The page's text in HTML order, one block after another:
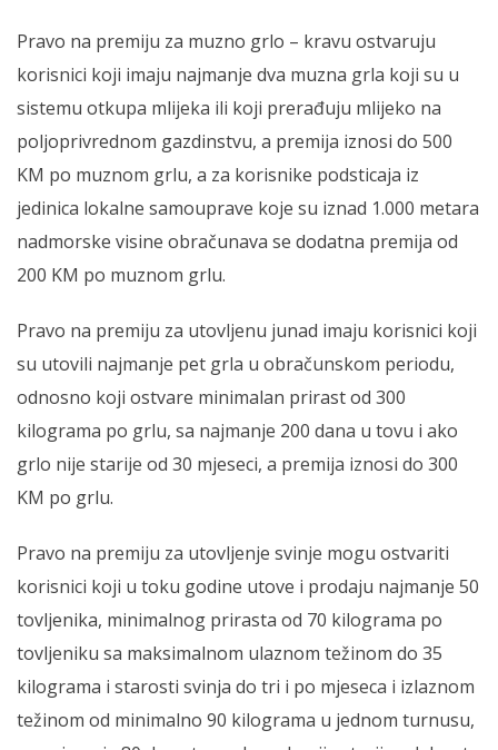
Pravo na premiju za muzno grlo – kravu ostvaruju
korisnici koji imaju najmanje dva muzna grla koji su u
sistemu otkupa mlijeka ili koji prerađuju mlijeko na
poljoprivrednom gazdinstvu, a premija iznosi do 500
KM po muznom grlu, a za korisnike podsticaja iz
jedinica lokalne samouprave koje su iznad 1.000 metara
nadmorske visine obračunava se dodatna premija od
200 KM po muznom grlu.
Pravo na premiju za utovljenu junad imaju korisnici koji
su utovili najmanje pet grla u obračunskom periodu,
odnosno koji ostvare minimalan prirast od 300
kilograma po grlu, sa najmanje 200 dana u tovu i ako
grlo nije starije od 30 mjeseci, a premija iznosi do 300
KM po grlu.
Pravo na premiju za utovljenje svinje mogu ostvariti
korisnici koji u toku godine utove i prodaju najmanje 50
tovljenika, minimalnog prirasta od 70 kilograma po
tovljeniku sa maksimalnom ulaznom težinom do 35
kilograma i starosti svinja do tri i po mjeseca i izlaznom
težinom od minimalno 90 kilograma u jednom turnusu,